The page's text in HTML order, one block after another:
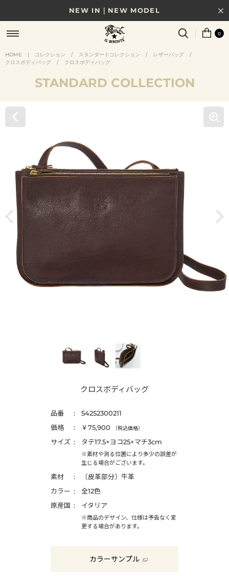
NEW IN｜NEW MODEL
8/17(月)10時まで｜税込11,000円以上で送料無料
贈る相手やシーンから選べる、新しいギフトガイド
0
HOME | コレクション / スタンダードコレクション / レザーバッグ
/
クロスボディバッグ
/ クロスボディバッグ
STANDARD COLLECTION
クロスボディバッグ
品番
54252300211
価格
￥75,900 （税込価格）
サイズ タテ17.5×ヨコ25×マチ3cm
※素材や測る位置により多少の誤差が
生じる場合がございます。
素材
〔皮革部分〕牛革
カラー
全12色
原産国
イタリア
※商品のデザイン、仕様は予告なく変
更する場合があります。
カラーサンプル